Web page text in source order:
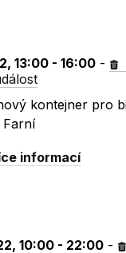
13:00 - 16:00 -
kontejner pro
Farní
informací
10:00 - 22:00 -